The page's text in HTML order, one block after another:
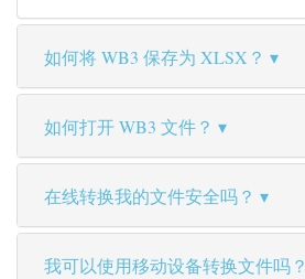
如何将 WB3 保存为 XLSX？
如何打开 WB3 文件？
在线转换我的文件安全吗？
我可以使用移动设备转换文件吗？